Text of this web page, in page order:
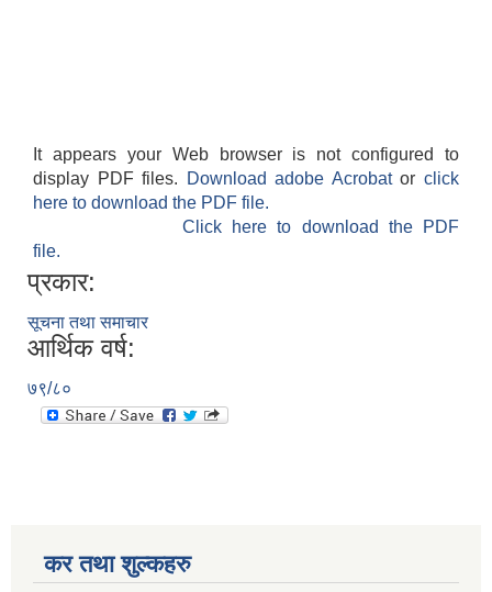
It appears your Web browser is not configured to
display PDF files.
Download adobe Acrobatorclick
here to download the PDF file.
Click here to download the PDF
file.
प्रकार:
सूचना तथा समाचार
आर्थिक वर्ष:
७९/८०
कर तथा शुल्कहरु